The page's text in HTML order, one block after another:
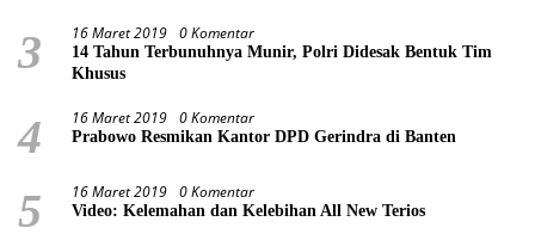
3 16 Maret 2019 0 Komentar
14 Tahun Terbunuhnya Munir, Polri Didesak Bentuk Tim
Khusus
4 16 Maret 2019 0 Komentar
Prabowo Resmikan Kantor DPD Gerindra di Banten
5 16 Maret 2019 0 Komentar
Video: Kelemahan dan Kelebihan All New Terios